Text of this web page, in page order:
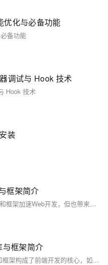
优化与必备功能
备功能
调试与 Hook 技术
Hook 技术
装
框架简介
【7月更文挑战第11天】JavaScript库和框架加速Web开发，但也带来挑战。选择适合项目、团队技能的库或框架，如React、Angular、Vue，是关键。保持依赖更新，注意性能优化，避免过度依赖。遵循最佳实践，确保安全性，如防XSS和CSRF。学习基础，结合代码示例（如React计数器组件），提升开发效率和应用质量。
框架简介
【7月更文挑战第5天】JavaScript库和框架构成了前端开发的核心，如jQuery简化DOM操作，Angular、React和Vue提供全面解决方案。选择时要明确需求，避免过度工程化和陡峭学习曲线。使用版本管理工具确保兼容性，持续学习以适应技术变化。示例展示了jQuery和React的简单应用。正确选择和使用这些工具，能提升开发效率并创造优秀Web应用。